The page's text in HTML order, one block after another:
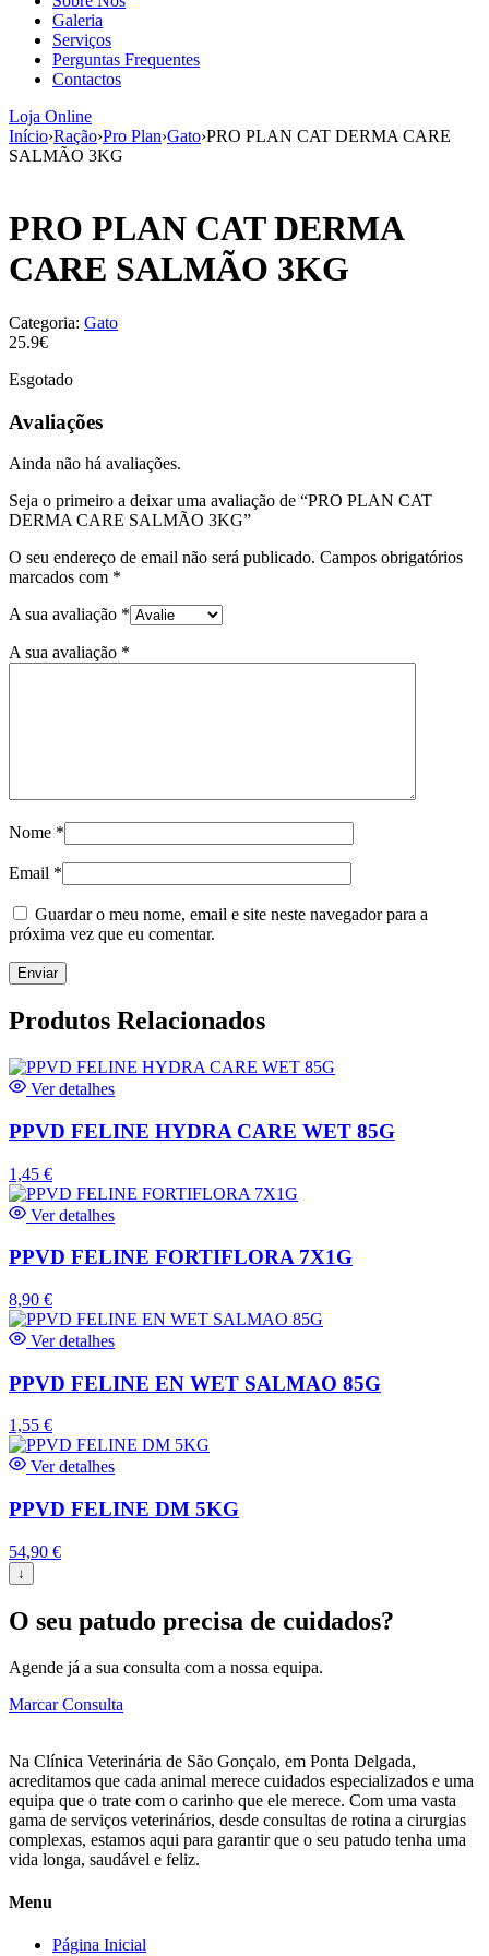
Galeria
Serviços
Perguntas Frequentes
Contactos
Loja Online
Início›Ração›Pro Plan›Gato›PRO PLAN CAT DERMA CARE
SALMÃO 3KG
PRO PLAN CAT DERMA
CARE SALMÃO 3KG
Categoria: Gato
25.9€
Esgotado
Avaliações
Ainda não há avaliações.
Seja o primeiro a deixar uma avaliação de “PRO PLAN CAT
DERMA CARE SALMÃO 3KG”
O seu endereço de email não será publicado. Campos obrigatórios
marcados com *
A sua avaliação *
A sua avaliação *
Nome *
Email *
Guardar o meu nome, email e site neste navegador para a
próxima vez que eu comentar.
Produtos Relacionados
Ver detalhes
PPVD FELINE HYDRA CARE WET 85G
1,45 €
Ver detalhes
PPVD FELINE FORTIFLORA 7X1G
8,90 €
Ver detalhes
PPVD FELINE EN WET SALMAO 85G
1,55 €
Ver detalhes
PPVD FELINE DM 5KG
54,90 €
↓
O seu patudo precisa de cuidados?
Agende já a sua consulta com a nossa equipa.
Marcar Consulta
Na Clínica Veterinária de São Gonçalo, em Ponta Delgada,
acreditamos que cada animal merece cuidados especializados e uma
equipa que o trate com o carinho que ele merece. Com uma vasta
gama de serviços veterinários, desde consultas de rotina a cirurgias
complexas, estamos aqui para garantir que o seu patudo tenha uma
vida longa, saudável e feliz.
Menu
Página Inicial
aumenta a
probabilidade
de ver
conteúdo e
ofertas